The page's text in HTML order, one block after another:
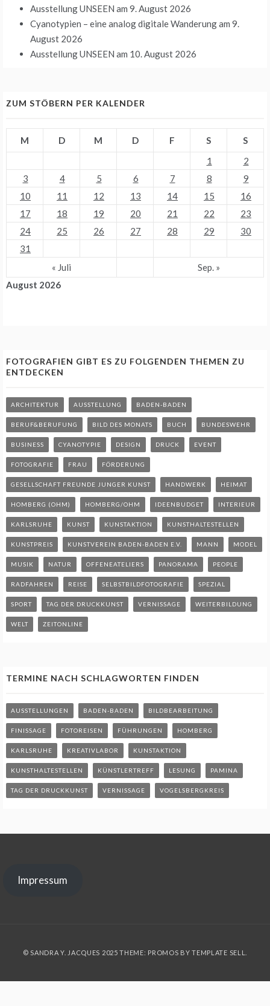
Ausstellung UNSEEN am 9. August 2026
Cyanotypien – eine analog digitale Wanderungam 9.
August 2026
Ausstellung UNSEEN am 10. August 2026
ZUM STÖBERN PER KALENDER
August 2026
M D M D F S
S
1
2
3
4 5 6 7 8
9
10
11 12 13 14 15
16
17
18 19 20 21 22
23
24
25 26 27 28 29
30
31
« Juli
Sep. »
FOTOGRAFIEN GIBT ES ZU FOLGENDEN THEMEN ZU
ENTDECKEN
ARCHITEKTUR AUSSTELLUNG BADEN-BADEN
BERUF&BERUFUNG BILD DES MONATS BUCH BUNDESWEHR
BUSINESS CYANOTYPIE DESIGN DRUCK EVENT
FOTOGRAFIE FRAU FÖRDERUNG
GESELLSCHAFT FREUNDE JUNGER KUNST HANDWERK HEIMAT
HOMBERG (OHM) HOMBERG/OHM IDEENBUDGET INTERIEUR
KARLSRUHE KUNST KUNSTAKTION KUNSTHALTESTELLEN
KUNSTPREIS KUNSTVEREIN BADEN-BADEN E.V. MANN MODEL
MUSIK NATUR OFFENEATELIERS PANORAMA PEOPLE
RADFAHREN REISE SELBSTBILDFOTOGRAFIE SPEZIAL
SPORT TAG DER DRUCKKUNST VERNISSAGE WEITERBILDUNG
WELT ZEITONLINE
TERMINE NACH SCHLAGWORTEN FINDEN
AUSSTELLUNGEN BADEN-BADEN BILDBEARBEITUNG
FINISSAGE FOTOREISEN FÜHRUNGEN HOMBERG
KARLSRUHE KREATIVLABOR KUNSTAKTION
KUNSTHALTESTELLEN KÜNSTLERTREFF LESUNG PAMINA
TAG DER DRUCKKUNST VERNISSAGE VOGELSBERGKREIS
Impressum
© SANDRA Y. JACQUES 2025 THEME: PROMOS BYTEMPLATE SELL